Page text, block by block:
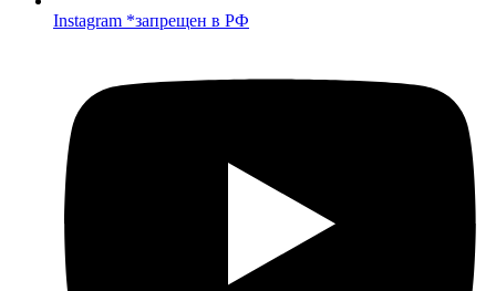
Instagram *запрещен в РФ